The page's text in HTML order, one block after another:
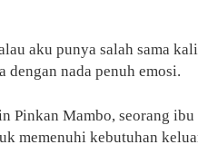
aku punya salah sama
nada penuh emosi.
Pinkan Mambo, seorang
memenuhi kebutuhan